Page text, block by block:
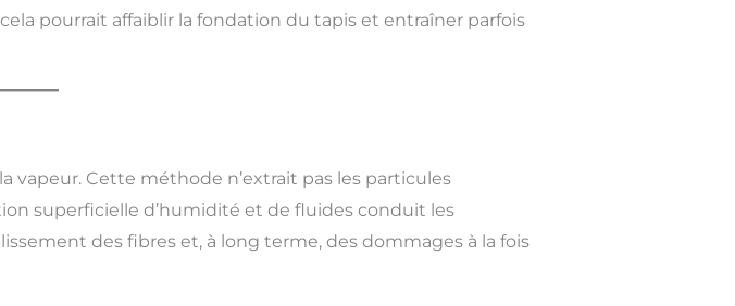
pourrait affaiblir la fondation du tapis et entraîner parfois
vapeur. Cette méthode n’extrait pas les particules
superficielle d’humidité et de fluides conduit les
des fibres et, à long terme, des dommages à la fois